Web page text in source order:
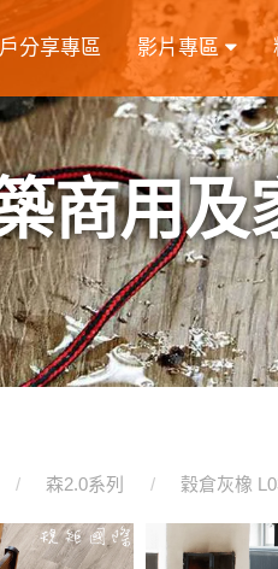
分享專區 影片專區
商用及
森2.0系列 穀倉灰橡